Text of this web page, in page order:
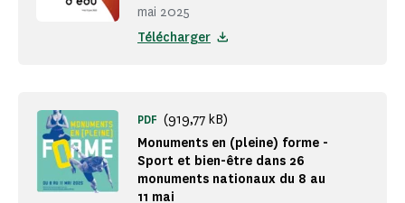
mai 2025
Télécharger
Monuments en (pleine) forme -
Sport et bien-être dans 26
monuments nationaux du 8 au
11 mai
PDF (919,77 kB)